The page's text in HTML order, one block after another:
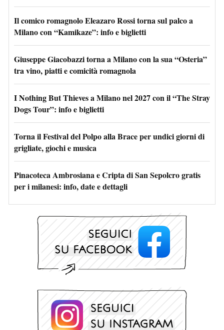
Il comico romagnolo Eleazaro Rossi torna sul palco a
Milano con “Kamikaze”: info e biglietti
Giuseppe Giacobazzi torna a Milano con la sua “Osteria”
tra vino, piatti e comicità romagnola
I Nothing But Thieves a Milano nel 2027 con il “The Stray
Dogs Tour”: info e biglietti
Torna il Festival del Polpo alla Brace per undici giorni di
grigliate, giochi e musica
Pinacoteca Ambrosiana e Cripta di San Sepolcro gratis
per i milanesi: info, date e dettagli